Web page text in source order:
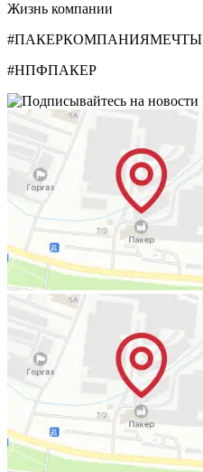
Жизнь компании
#ПАКЕРКОМПАНИЯМЕЧТЫ
#НПФПАКЕР